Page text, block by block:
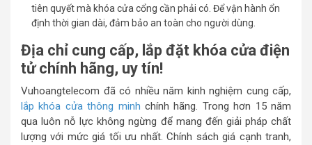
tiên quyết mà khóa cửa cổng cần phải có. Để vận hành ổn
định thời gian dài, đảm bảo an toàn cho người dùng.
Địa chỉ cung cấp, lắp đặt khóa cửa điện
tử chính hãng, uy tín!
Vuhoangtelecom đã có nhiều năm kinh nghiệm cung cấp,
lắp khóa cửa thông minh chính hãng. Trong hơn 15 năm
qua luôn nỗ lực không ngừng để mang đến giải pháp chất
lượng với mức giá tối ưu nhất. Chính sách giá cạnh tranh,